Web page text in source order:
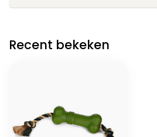
Recent bekeken